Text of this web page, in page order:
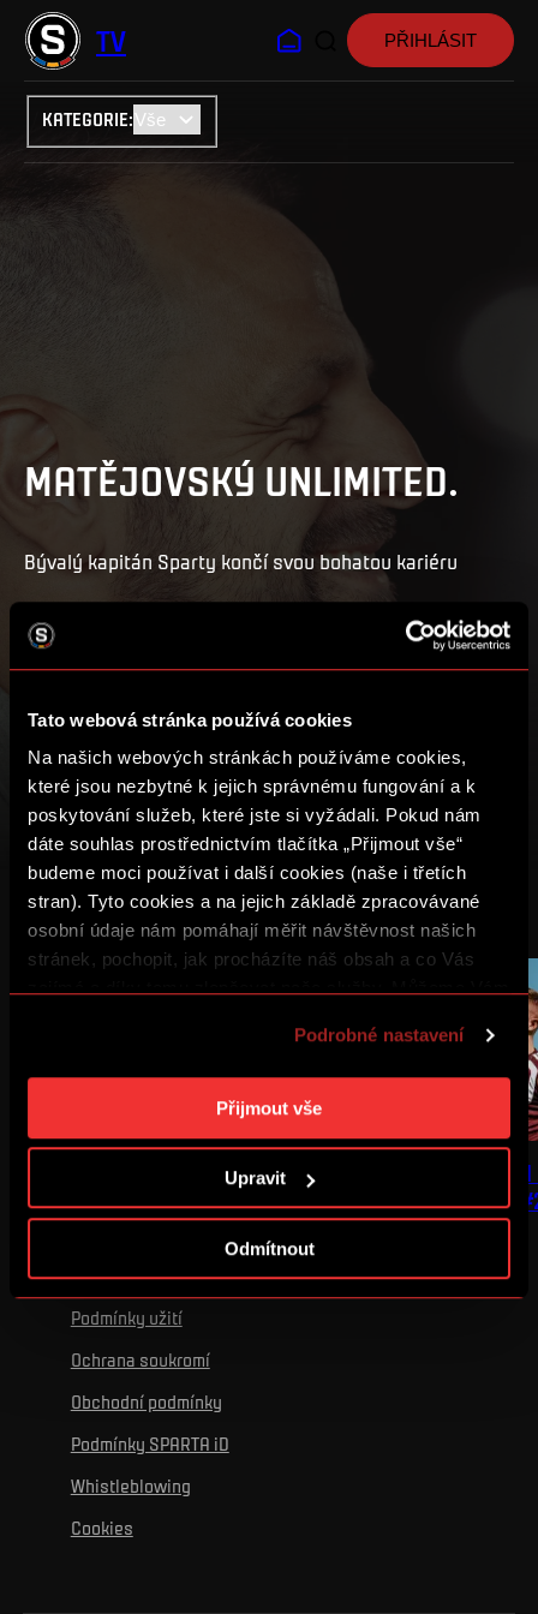
Tato webová stránka používá cookies
Na našich webových stránkách používáme cookies,
které jsou nezbytné k jejich správnému fungování a k
poskytování služeb, které jste si vyžádali. Pokud nám
dáte souhlas prostřednictvím tlačítka „Přijmout vše“
budeme moci používat i další cookies (naše i třetích
stran). Tyto cookies a na jejich základě zpracovávané
osobní údaje nám pomáhají měřit návštěvnost našich
stránek, pochopit, jak procházíte náš obsah a co Vás
reklamu na základě Vašich preferencí. Jednotlivé
cookies a účely zpracování si můžete nastavit v
„Podrobném nastavení“. Nastavení cookies si můžete
kdykoliv změnit. Jak takovou úpravu provést a další
Podrobné nastavení
Přijmout vše
Upravit
Odmítnout
TV
KATEGORIE:
PŘIHLÁSIT
MATĚJOVSKÝ UNLIMITED.
Bývalý kapitán Sparty končí svou bohatou kariéru
MŮJ SEZNAM
DALŠÍ VIDEA
38:27
SUCHOMEL UNLIMITED.
1:01:51
ROLLS-ROYCE
| POSTPRODUKCE
Podmínky užití
Ochrana soukromí
Obchodní podmínky
Podmínky SPARTA iD
Whistleblowing
Cookies